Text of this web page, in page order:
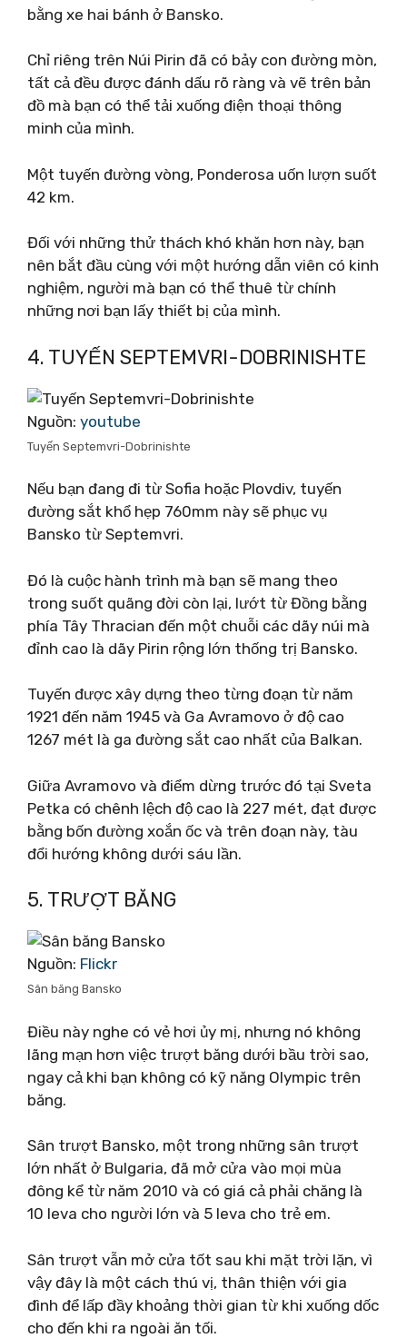
bằng xe hai bánh ở Bansko.
Chỉ riêng trên Núi Pirin đã có bảy con đường mòn,
tất cả đều được đánh dấu rõ ràng và vẽ trên bản
đồ mà bạn có thể tải xuống điện thoại thông
minh của mình.
Một tuyến đường vòng, Ponderosa uốn lượn suốt
42 km.
Đối với những thử thách khó khăn hơn này, bạn
nên bắt đầu cùng với một hướng dẫn viên có kinh
nghiệm, người mà bạn có thể thuê từ chính
những nơi bạn lấy thiết bị của mình.
4. TUYẾN SEPTEMVRI-DOBRINISHTE
Nguồn: youtube
Tuyến Septemvri-Dobrinishte
Nếu bạn đang đi từ Sofia hoặc Plovdiv, tuyến
đường sắt khổ hẹp 760mm này sẽ phục vụ
Bansko từ Septemvri.
Đó là cuộc hành trình mà bạn sẽ mang theo
trong suốt quãng đời còn lại, lướt từ Đồng bằng
phía Tây Thracian đến một chuỗi các dãy núi mà
đỉnh cao là dãy Pirin rộng lớn thống trị Bansko.
Tuyến được xây dựng theo từng đoạn từ năm
1921 đến năm 1945 và Ga Avramovo ở độ cao
1267 mét là ga đường sắt cao nhất của Balkan.
Giữa Avramovo và điểm dừng trước đó tại Sveta
Petka có chênh lệch độ cao là 227 mét, đạt được
bằng bốn đường xoắn ốc và trên đoạn này, tàu
đổi hướng không dưới sáu lần.
5. TRƯỢT BĂNG
Nguồn: Flickr
Sân băng Bansko
Điều này nghe có vẻ hơi ủy mị, nhưng nó không
lãng mạn hơn việc trượt băng dưới bầu trời sao,
ngay cả khi bạn không có kỹ năng Olympic trên
băng.
Sân trượt Bansko, một trong những sân trượt
lớn nhất ở Bulgaria, đã mở cửa vào mọi mùa
đông kể từ năm 2010 và có giá cả phải chăng là
10 leva cho người lớn và 5 leva cho trẻ em.
Sân trượt vẫn mở cửa tốt sau khi mặt trời lặn, vì
vậy đây là một cách thú vị, thân thiện với gia
đình để lấp đầy khoảng thời gian từ khi xuống dốc
cho đến khi ra ngoài ăn tối.